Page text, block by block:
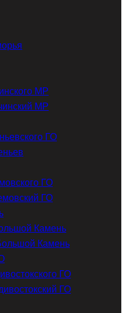
МР
МР
ГО
ГО
ГО
Камень
Камень
ГО
ГО